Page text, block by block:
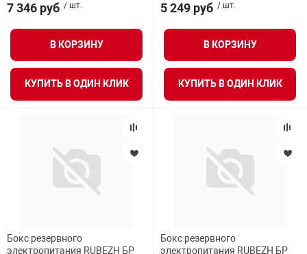
средства охраны
ключи
безопасность
оборудование
7 346 руб / шт.
В КОРЗИНУ
КУПИТЬ В ОДИН КЛИК
5 249 руб / шт.
В КОРЗИНУ
КУПИТЬ В ОДИН КЛИК
Бокс резервного
электропитания RUBEZH БР
Бокс резервного
электропитания RUBEZH БР